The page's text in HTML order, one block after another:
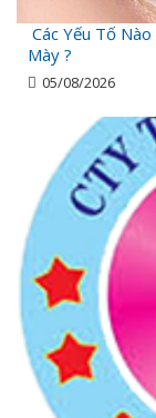
Các Yếu Tố
Mày ?
05/08/2026